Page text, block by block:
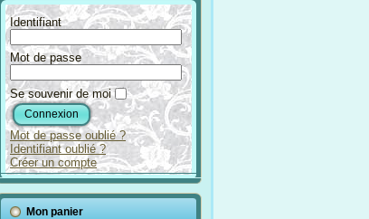
Identifiant
Mot de passe
Se souvenir de moi
Mot de passe oublié ?
Identifiant oublié ?
Créer un compte
Mon panier